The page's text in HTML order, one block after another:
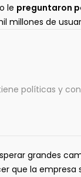
le preguntaron
millones de
políticas y
grandes
que la